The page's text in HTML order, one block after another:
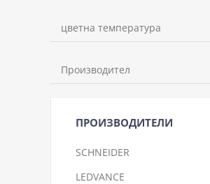
цветна температура
студена
Производител
ПРОИЗВОДИТЕЛИ
SCHNEIDER
LEDVANCE